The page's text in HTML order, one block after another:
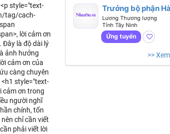
style="text-
tag/cach-
lời cảm ơn
là độ dài lý
ảnh hưởng
cảm ơn của
càng chuyên
style="text-
cảm ơn trong
người nghĩ
chính, tốn
chỉ cần viết
phải viết lời
Trưởng bộ phận
chính (CĐT, làm
tại Long An, có xe
đón tại HCM)
Lương Thương lượng
Tỉnh Tây Ninh
Ứng tuyển
>>